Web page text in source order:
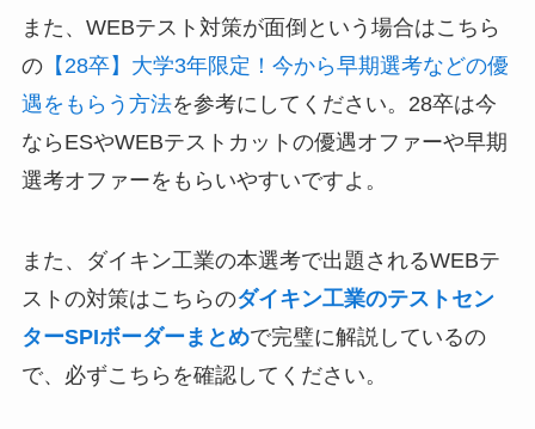
また、WEBテスト対策が面倒という場合はこちら
の【28卒】大学3年限定！今から早期選考などの優
遇をもらう方法を参考にしてください。28卒は今
ならESやWEBテストカットの優遇オファーや早期
選考オファーをもらいやすいですよ。
また、ダイキン工業の本選考で出題されるWEBテ
ストの対策はこちらのダイキン工業のテストセン
ターSPIボーダーまとめで完璧に解説しているの
で、必ずこちらを確認してください。